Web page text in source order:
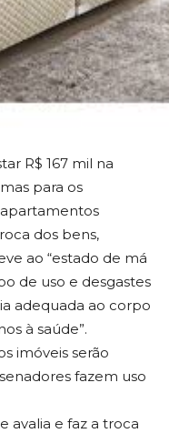
R$ 167 mil na
para os
dos bens,
ao “estado de má
de uso e desgastes
adequada ao corpo
à saúde”.
imóveis serão
fazem uso
avalia e faz a troca